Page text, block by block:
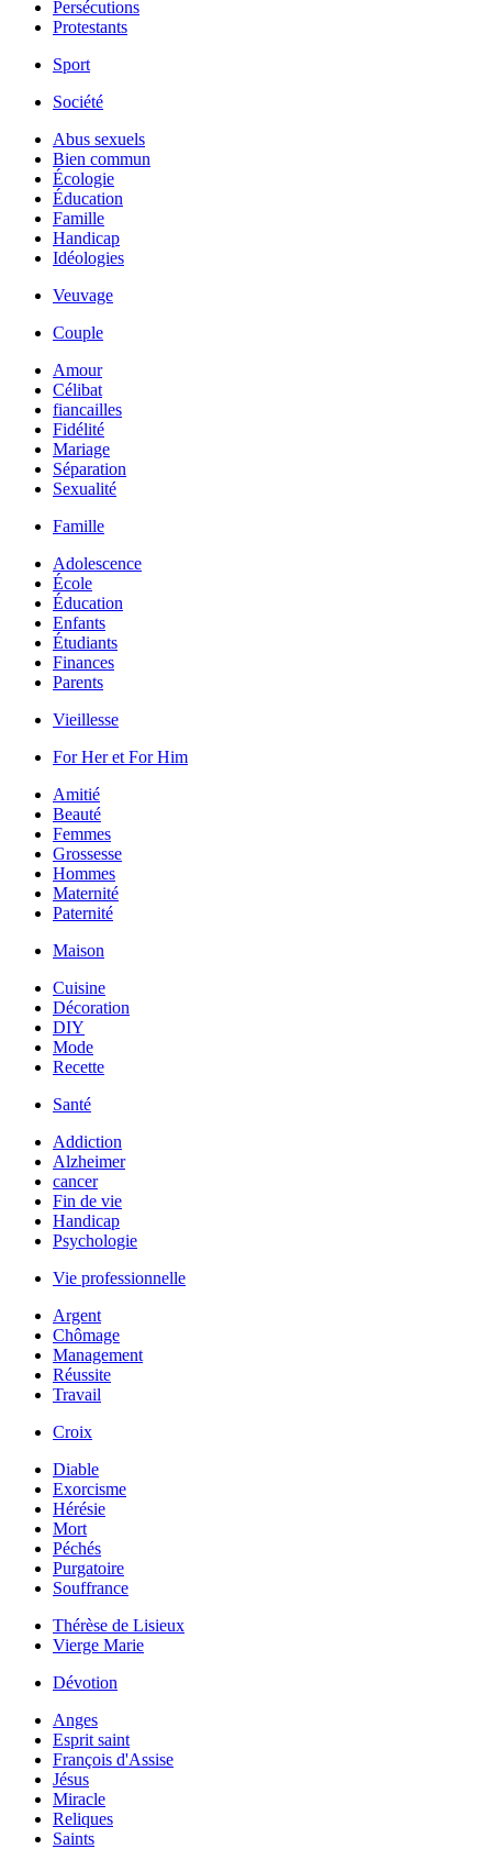
Persécutions
Protestants
Sport
Société
Abus sexuels
Bien commun
Écologie
Éducation
Famille
Handicap
Idéologies
Veuvage
Couple
Amour
Célibat
fiancailles
Fidélité
Mariage
Séparation
Sexualité
Famille
Adolescence
École
Éducation
Enfants
Étudiants
Finances
Parents
Vieillesse
For Her et For Him
Amitié
Beauté
Femmes
Grossesse
Hommes
Maternité
Paternité
Maison
Cuisine
Décoration
DIY
Mode
Recette
Santé
Addiction
Alzheimer
cancer
Fin de vie
Handicap
Psychologie
Vie professionnelle
Argent
Chômage
Management
Réussite
Travail
Croix
Diable
Exorcisme
Hérésie
Mort
Péchés
Purgatoire
Souffrance
Thérèse de Lisieux
Vierge Marie
Dévotion
Anges
Esprit saint
François d'Assise
Jésus
Miracle
Reliques
Saints